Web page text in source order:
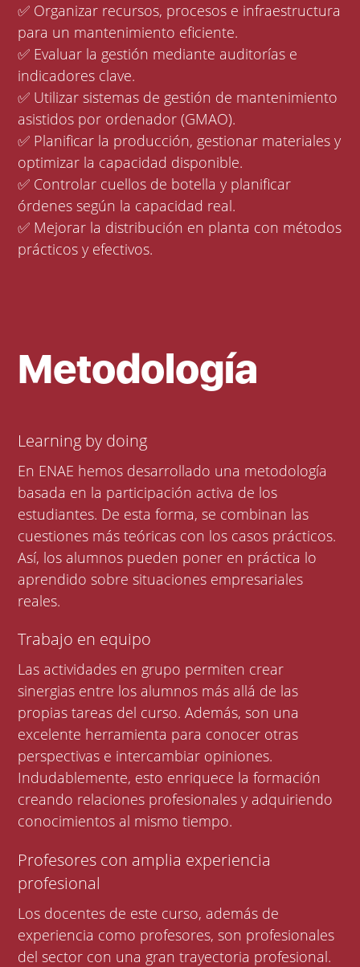
✅ Organizar recursos, procesos e infraestructura
para un mantenimiento eficiente.
✅ Evaluar la gestión mediante auditorías e
indicadores clave.
✅ Utilizar sistemas de gestión de mantenimiento
asistidos por ordenador (GMAO).
✅ Planificar la producción, gestionar materiales y
optimizar la capacidad disponible.
✅ Controlar cuellos de botella y planificar
órdenes según la capacidad real.
✅ Mejorar la distribución en planta con métodos
prácticos y efectivos.
Metodología
Learning by doing
En ENAE hemos desarrollado una metodología
basada en la participación activa de los
estudiantes. De esta forma, se combinan las
cuestiones más teóricas con los casos prácticos.
Así, los alumnos pueden poner en práctica lo
aprendido sobre situaciones empresariales
reales.
Trabajo en equipo
Las actividades en grupo permiten crear
sinergias entre los alumnos más allá de las
propias tareas del curso. Además, son una
excelente herramienta para conocer otras
perspectivas e intercambiar opiniones.
Indudablemente, esto enriquece la formación
creando relaciones profesionales y adquiriendo
conocimientos al mismo tiempo.
Profesores con amplia experiencia
profesional
Los docentes de este curso, además de
experiencia como profesores, son profesionales
del sector con una gran trayectoria profesional.